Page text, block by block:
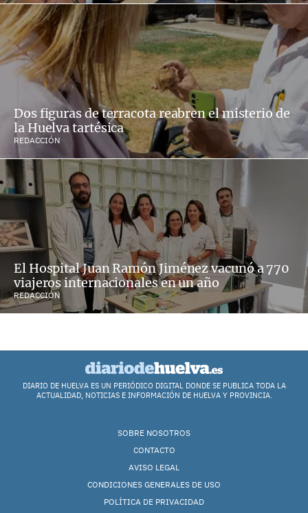
Dos figuras de terracota reabren el misterio de
la Huelva tartésica
REDACCIÓN
El Hospital Juan Ramón Jiménez vacunó a 770
viajeros internacionales en un año
REDACCIÓN
DIARIO DE HUELVA ES UN PERIÓDICO DIGITAL DONDE SE PUBLICA TODA LA
ACTUALIDAD, NOTICIAS E INFORMACIÓN DE HUELVA Y PROVINCIA.
SOBRE NOSOTROS
CONTACTO
AVISO LEGAL
CONDICIONES GENERALES DE USO
POLÍTICA DE PRIVACIDAD